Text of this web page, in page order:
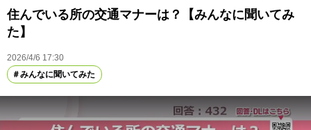
住んでいる所の交通マナーは？【みんなに聞いてみ
た】
2026/4/6 17:30
みんなに聞いてみた